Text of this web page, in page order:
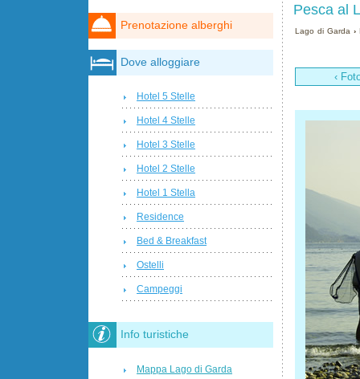
Pesca al
Lago di Garda ›
‹
Prenotazione alberghi
Dove alloggiare
Hotel 5 Stelle
Hotel 4 Stelle
Hotel 3 Stelle
Hotel 2 Stelle
Hotel 1 Stella
Residence
Bed & Breakfast
Ostelli
Campeggi
Info turistiche
Mappa Lago di Garda